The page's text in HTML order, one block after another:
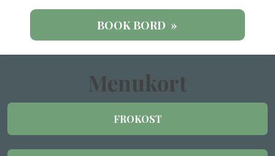
BOOK BORD »
Menukort​
FROKOST​